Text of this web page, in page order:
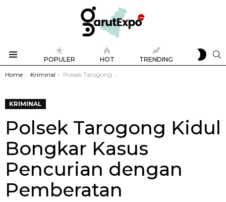
POPULER HOT TRENDING
SKIN
You are here:
Home Kriminal Polsek Tarogong Kidul Bongkar Kasus Pencurian dengan Pemberatan
KRIMINAL
Polsek Tarogong Kidul
Bongkar Kasus
Pencurian dengan
Pemberatan